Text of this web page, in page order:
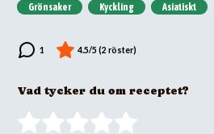
Grönsaker Kyckling Asiatiskt
Vad tycker du om receptet?